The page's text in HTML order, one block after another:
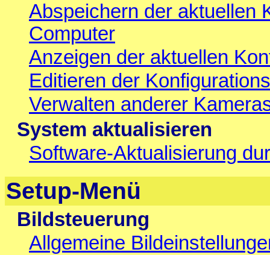
Abspeichern der aktuellen
Computer
Anzeigen der aktuellen
Editieren der
Verwalten anderer
System aktualisieren
Software-Aktualisierung
Setup-Menü
Bildsteuerung
Allgemeine